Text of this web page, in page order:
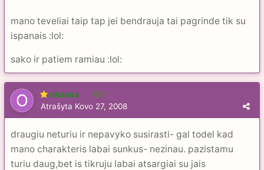
mano teveliai taip tap jei bendrauja tai pagrinde tik su
ispanais :lol:
sako ir patiem ramiau :lol:
oksana 2
Atrašyta Kovo 27, 2008
draugiu neturiu ir nepavyko susirasti- gal todel kad
mano charakteris labai sunkus- nezinau. pazistamu
turiu daug,bet is tikruju labai atsargiai su jais